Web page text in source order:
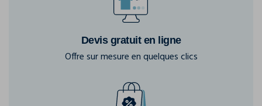
Devis gratuit en ligne
Offre sur mesure en quelques clics